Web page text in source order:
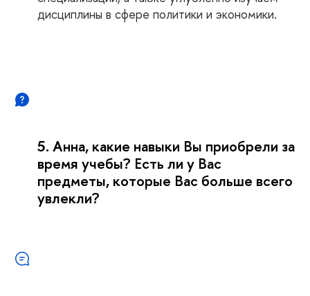
дисциплины в сфере политики и экономики.
5. Анна, какие навыки Вы приобрели за
время учебы? Есть ли у Вас
предметы, которые Вас больше всего
увлекли?